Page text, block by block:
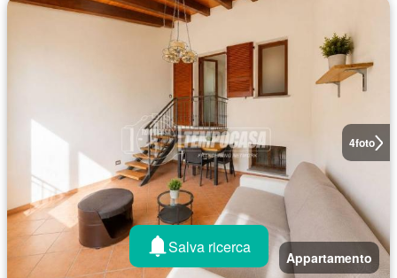
4foto
Appartamento
Salva ricerca